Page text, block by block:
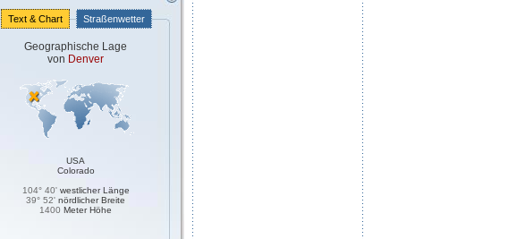
Text & Chart Straßenwetter
Geographische Lage
von Denver
USA
Colorado
104° 40' westlicher Länge
39° 52' nördlicher Breite
1400 Meter Höhe